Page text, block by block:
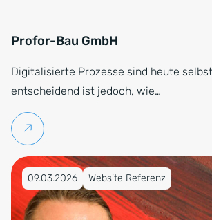
Profor-Bau GmbH
Digitalisierte Prozesse sind heute
entscheidend ist jedoch, wie…
Weiterlesen
Veröffentlicht am 09.03.2026
09.03.2026 Website Referenz